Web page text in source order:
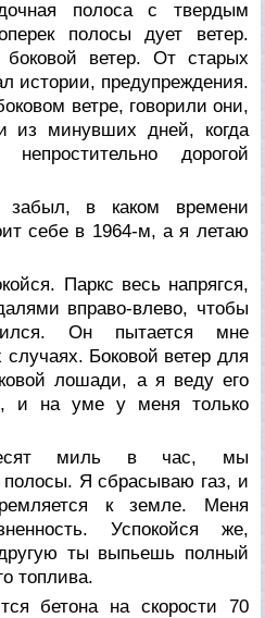
полоса с твердым
полосы дует ветер.
ветер. От старых
истории, предупреждения.
ветре, говорили они,
из минувших дней, когда
дорогой
в каком времени
себе в 1964-м, а я летаю
Паркс весь напрягся,
вправо-влево, чтобы
Он пытается мне
Боковой ветер для
лошади, а я веду его
и на уме у меня только
миль в час, мы
полосы. Я сбрасываю газ, и
к земле. Меня
Успокойся же,
ты выпьешь полный
топлива.
бетона на скорости 70